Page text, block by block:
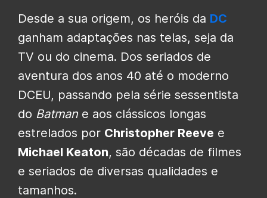
Desde a sua origem, os heróis da DC
ganham adaptações nas telas, seja da
TV ou do cinema. Dos seriados de
aventura dos anos 40 até o moderno
DCEU, passando pela série sessentista
do Batman e aos clássicos longas
estrelados por Christopher Reeve e
Michael Keaton, são décadas de filmes
e seriados de diversas qualidades e
tamanhos.